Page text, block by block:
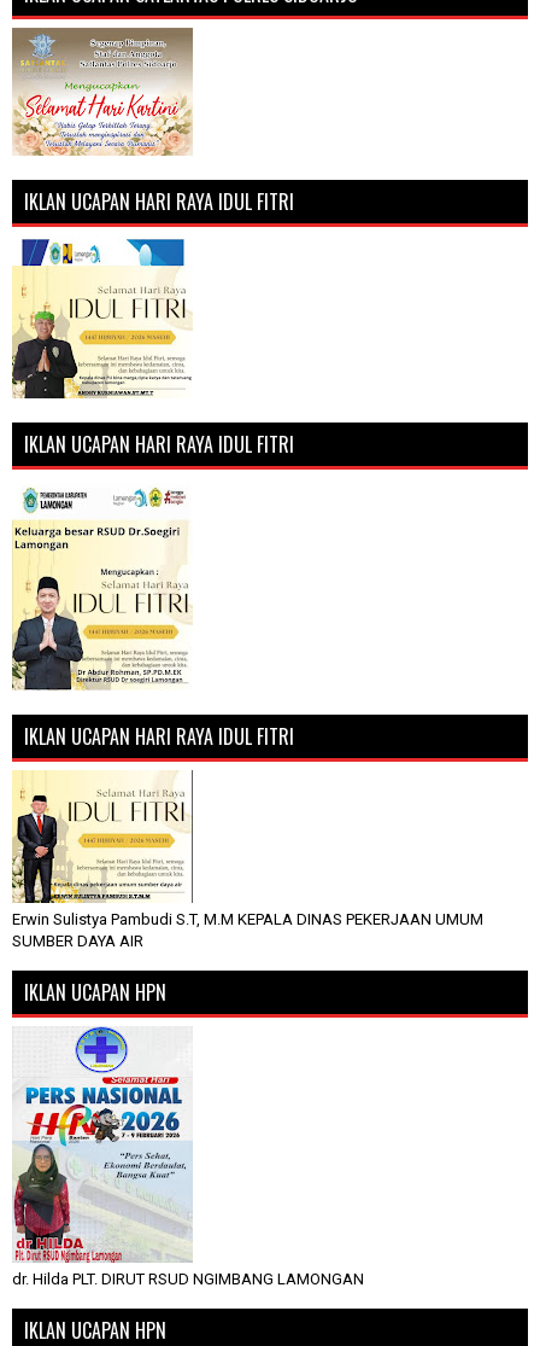
IKLAN UCAPAN HARI RAYA IDUL FITRI
IKLAN UCAPAN HARI RAYA IDUL FITRI
IKLAN UCAPAN HARI RAYA IDUL FITRI
Erwin Sulistya Pambudi S.T, M.M KEPALA DINAS PEKERJAAN UMUM
SUMBER DAYA AIR
IKLAN UCAPAN HPN
dr. Hilda PLT. DIRUT RSUD NGIMBANG LAMONGAN
IKLAN UCAPAN HPN